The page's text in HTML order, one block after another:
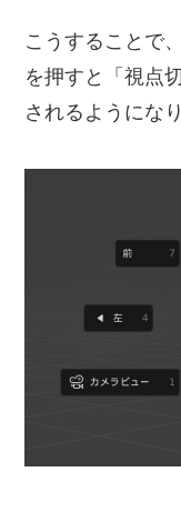
こうすることで
を押すと「視点
されるようにな